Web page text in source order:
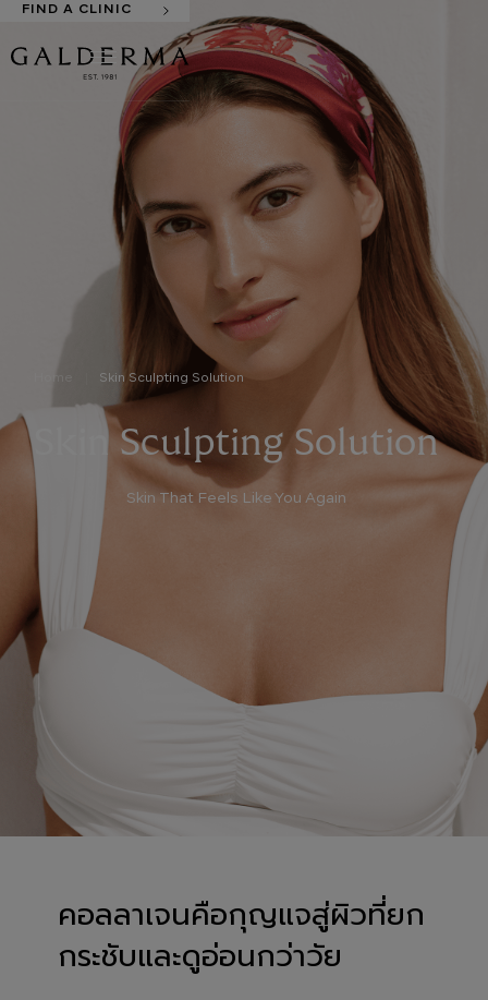
FIND A CLINIC
Skin Sculpting Solution
Skin Sculpting Solution
Skin That Feels Like You Again
คอลลาเจนคือกุญแจสู่ผิวที่ยก
กระชับและดูอ่อนกว่าวัย